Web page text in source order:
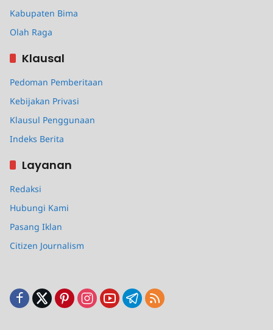
Kabupaten Bima
Olah Raga
Klausal
Pedoman Pemberitaan
Kebijakan Privasi
Klausul Penggunaan
Indeks Berita
Layanan
Redaksi
Hubungi Kami
Pasang Iklan
Citizen Journalism